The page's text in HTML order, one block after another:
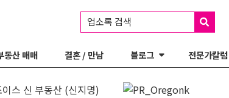
업소록 검색
동산 매매 결혼 / 만남 블로그 전문가칼럼